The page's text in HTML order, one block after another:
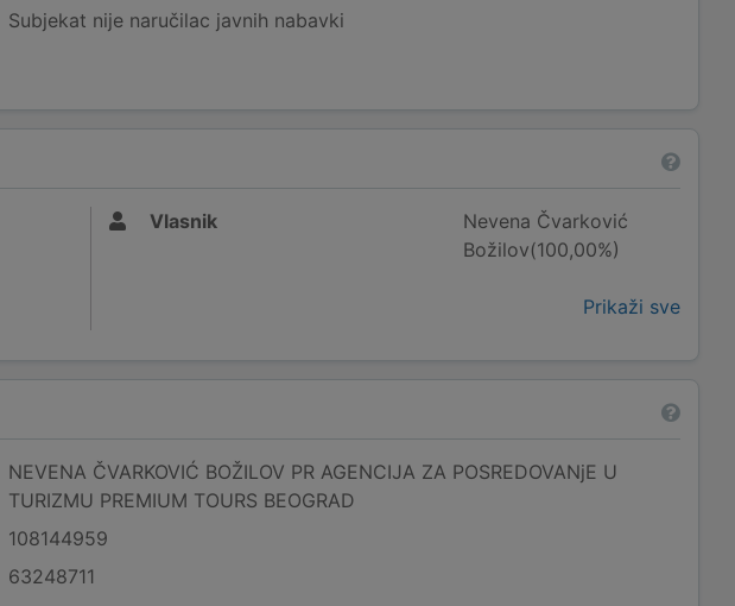
Subjekat nije naručilac javnih nabavki
Vlasnik
Nevena Čvarković
Božilov(100,00%)
Prikaži sve
NEVENA ČVARKOVIĆ BOŽILOV PR AGENCIJA ZA POSREDOVANjE U
TURIZMU PREMIUM TOURS BEOGRAD
108144959
63248711